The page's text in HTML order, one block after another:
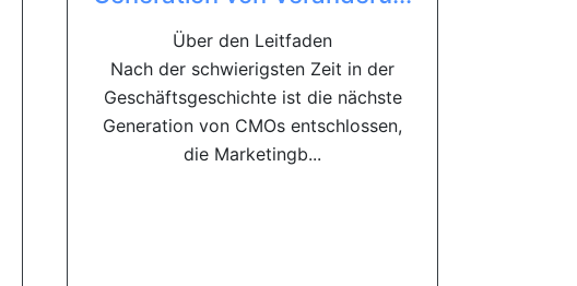
Über den Leitfaden
Nach der schwierigsten Zeit in der
Geschäftsgeschichte ist die nächste
Generation von CMOs entschlossen,
die Marketingb...